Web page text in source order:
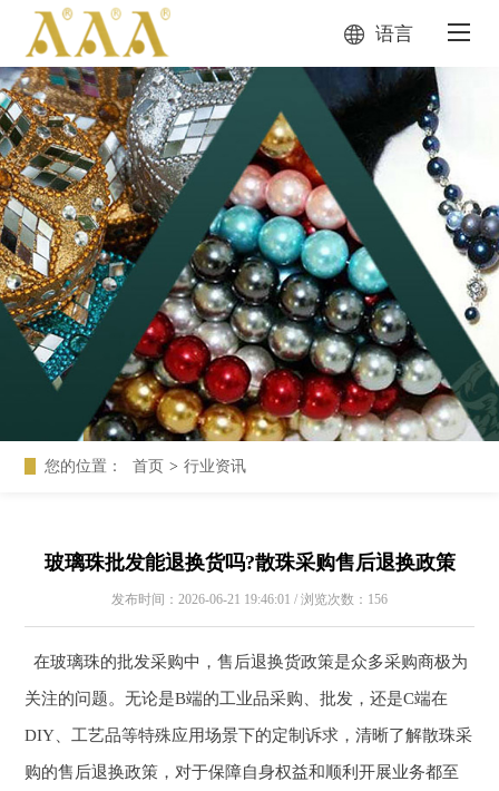
语言
您的位置： 首页 > 行业资讯
玻璃珠批发能退换货吗?散珠采购售后退换政策
发布时间：2026-06-21 19:46:01 / 浏览次数：156
在玻璃珠的批发采购中，售后退换货政策是众多采购商极为
关注的问题。无论是B端的工业品采购、批发，还是C端在
DIY、工艺品等特殊应用场景下的定制诉求，清晰了解散珠采
购的售后退换政策，对于保障自身权益和顺利开展业务都至